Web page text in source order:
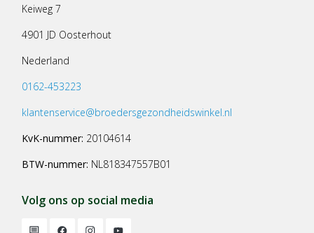
Keiweg 7
4901 JD Oosterhout
Nederland
0162-453223
klantenservice@broedersgezondheidswinkel.nl
KvK-nummer: 20104614
BTW-nummer: NL818347557B01
Volg ons op social media